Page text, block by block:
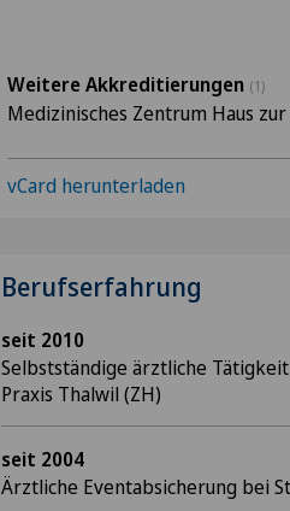
Weitere Akkreditierungen (1)
Medizinisches Zentrum Haus
vCard herunterladen
Berufserfahrung
seit 2010
Selbstständige ärztliche
Praxis Thalwil (ZH)
seit 2004
Ärztliche Eventabsicherung bei